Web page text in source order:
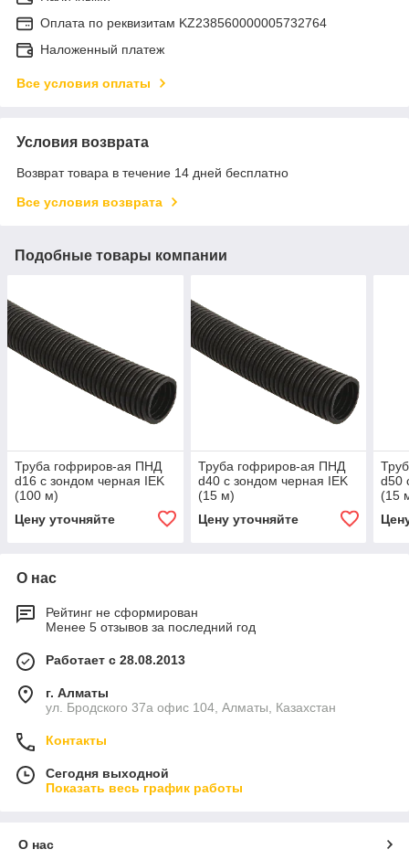
Оплата по реквизитам KZ238560000005732764
Наложенный платеж
Все условия оплаты
Условия возврата
Возврат товара в течение 14 дней бесплатно
Все условия возврата
Подобные товары компании
Труба гофриров-ая ПНД
d16 с зондом черная IEK
(100 м)
Цену уточняйте
Труба гофриров-ая ПНД
d40 с зондом черная IEK
(15 м)
Цену уточняйте
d50
(15
О нас
Рейтинг не сформирован
Менее 5 отзывов за последний год
Работает с 28.08.2013
г. Алматы
ул. Бродского 37а офис 104, Алматы, Казахстан
Контакты
Сегодня выходной
Показать весь график работы
О нас